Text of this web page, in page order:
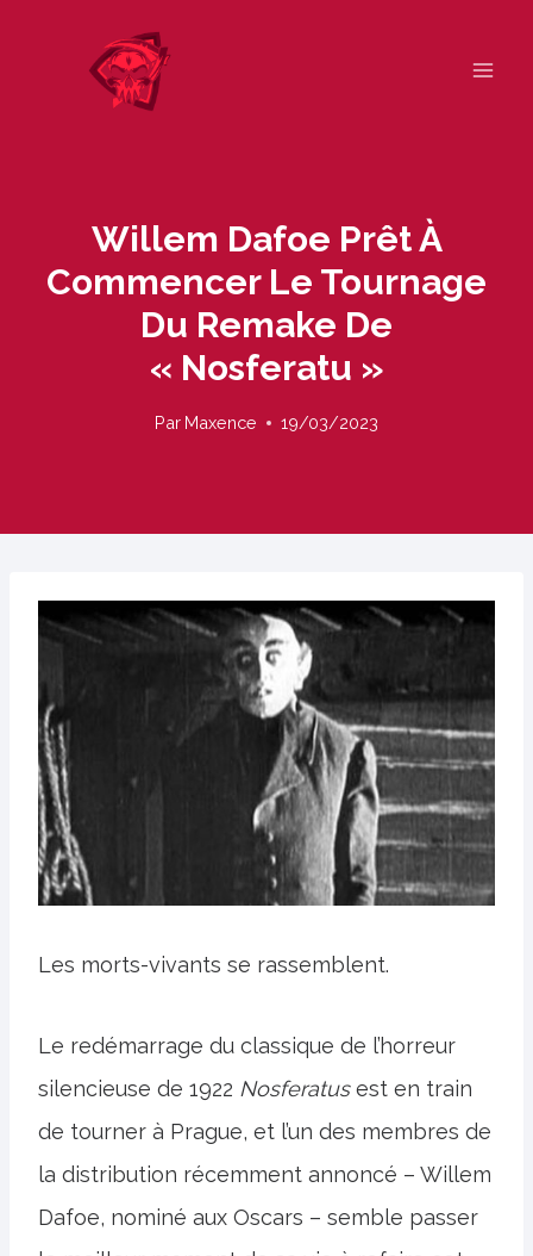
Willem Dafoe Prêt À
Commencer Le Tournage
Du Remake De
« Nosferatu »
Par Maxence 19/03/2023
Les morts-vivants se rassemblent.
Le redémarrage du classique de l’horreur
silencieuse de 1922 Nosferatusest en train
de tourner à Prague, et l’un des membres de
la distribution récemment annoncé – Willem
Dafoe, nominé aux Oscars – semble passer